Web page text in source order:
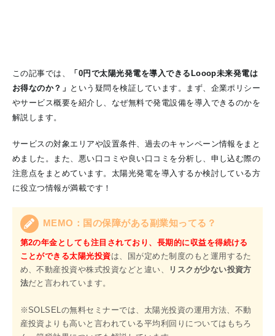
この記事では、
「0円で太陽光発電を導入できるLooop未来発電は
お得なのか？」
という疑問を検証しています。まず、企業ポリシー
やサービス概要を紹介し、なぜ無料で発電設備を導入できるのかを
解説します。
サービスの対象エリアや設置条件、過去のキャンペーン情報をまと
めました。また、悪い口コミや良い口コミを分析し、申し込む際の
注意点をまとめています。太陽光発電を導入するか検討している方
に役立つ情報が満載です！
MEMO：国の保障がある副業知ってる？
第2の年金としても注目されており、長期的に収益を得続ける
ことができる太陽光投資は、国が定めた制度のもと運用するた
め、不動産投資や株式投資などと違い、
リスクが少ない投資方
法だと言われています。
※SOLSELの無料セミナーでは、太陽光投資の運用方法、不動
産投資よりも高いと言われている平均利回りについてはもちろ